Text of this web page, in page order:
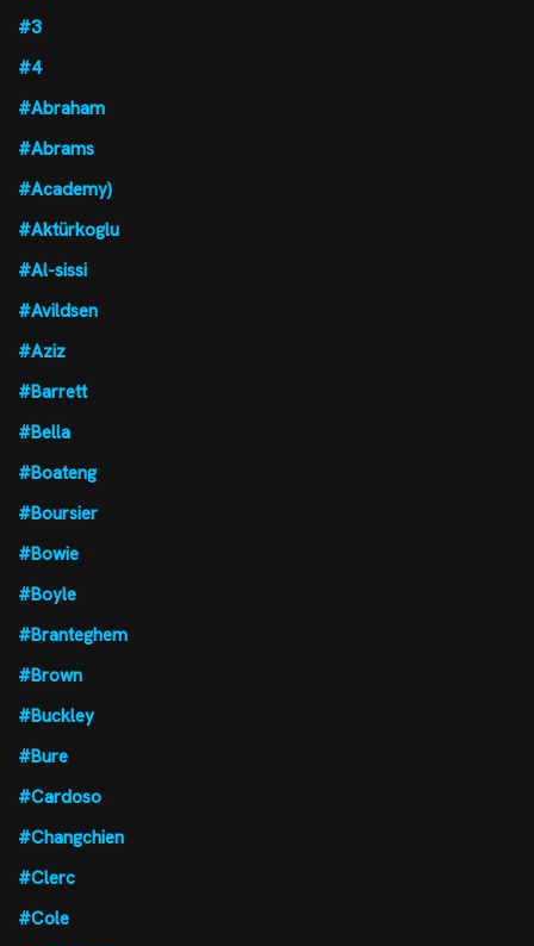
#3
#4
#Abraham
#Abrams
#Academy)
#Aktürkoglu
#Al-sissi
#Avildsen
#Aziz
#Barrett
#Bella
#Boateng
#Boursier
#Bowie
#Boyle
#Branteghem
#Brown
#Buckley
#Bure
#Cardoso
#Changchien
#Clerc
#Cole